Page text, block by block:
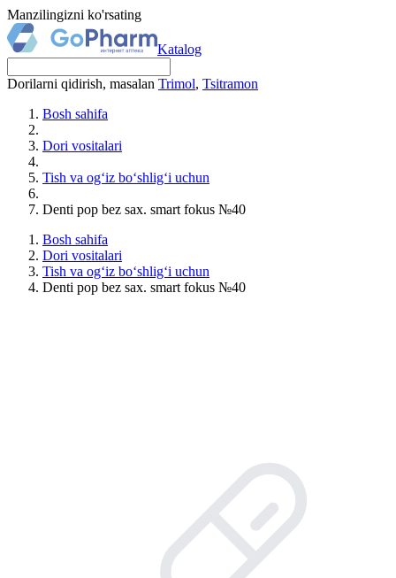
Manzilingizni ko'rsating
Katalog
Dorilarni qidirish, masalan Trimol, Tsitramon
Bosh sahifa
Dori vositalari
Tish va og‘iz bo‘shlig‘i uchun
Denti pop bez sax. smart fokus №40
Bosh sahifa
Dori vositalari
Tish va og‘iz bo‘shlig‘i uchun
Denti pop bez sax. smart fokus №40